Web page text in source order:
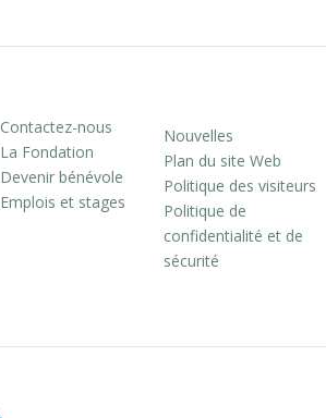
Contactez-nous
La Fondation
Devenir bénévole
Emplois et stages
Nouvelles
Plan du site Web
Politique des visiteurs
Politique de
confidentialité et de
sécurité